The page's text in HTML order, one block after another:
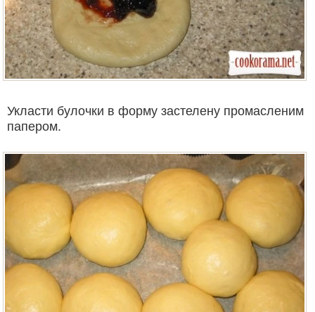
Укласти булочки в форму застелену промасленим
папером.